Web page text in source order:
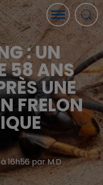
: UN
58 ANS
UNE
FRELON
16h56 par M.D